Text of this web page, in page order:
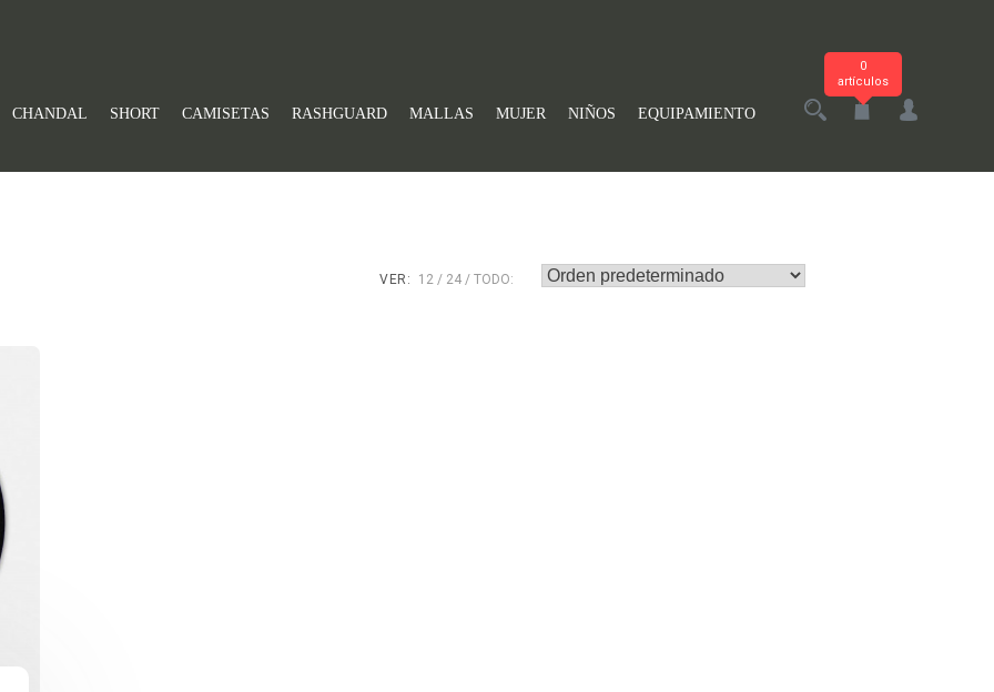
CHANDAL SHORT CAMISETAS RASHGUARD MALLAS MUJER NIÑOS EQUIPAMIENTO
0
artículos
VER: 12 24 TODO: